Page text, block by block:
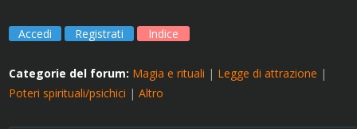
Accedi Registrati Indice
Categorie del forum: Magia e rituali | Legge di attrazione |
Poteri spirituali/psichici |Altro